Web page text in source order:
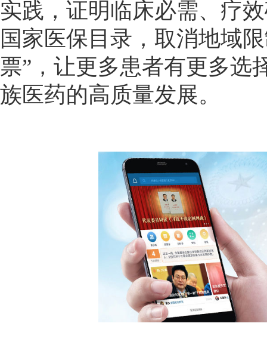
实践，证明临床必需、疗
国家医保目录，取消地域
票”，让更多患者有更多选
族医药的高质量发展。